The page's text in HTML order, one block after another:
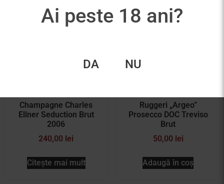
Champagne Charles
Ellner Seduction Brut
2006
240,00 lei
Citește mai mult
Ruggeri „Argeo”
Prosecco DOC Treviso
Brut
50,00 lei
Adaugă în coș
Ai peste 18 ani?
DA NU